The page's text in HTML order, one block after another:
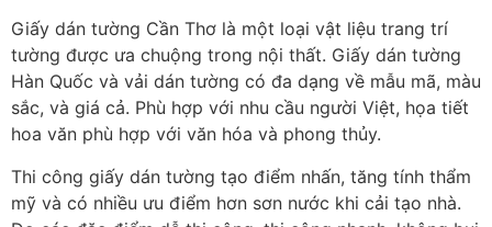
Giấy dán tường Cần Thơ là một loại vật liệu trang trí
tường được ưa chuộng trong nội thất. Giấy dán tường
Hàn Quốc và vải dán tường có đa dạng về mẫu mã, màu
sắc, và giá cả. Phù hợp với nhu cầu người Việt, họa tiết
hoa văn phù hợp với văn hóa và phong thủy.
Thi công giấy dán tường tạo điểm nhấn, tăng tính thẩm
mỹ và có nhiều ưu điểm hơn sơn nước khi cải tạo nhà.